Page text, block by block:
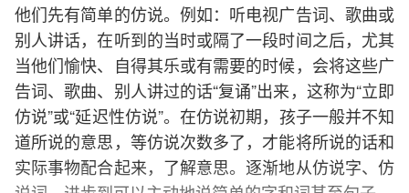
他们先有简单的仿说。例如：听电视广告词、歌曲或
别人讲话，在听到的当时或隔了一段时间之后，尤其
当他们愉快、自得其乐或有需要的时候，会将这些广
告词、歌曲、别人讲过的话“复诵”出来，这称为“立即
仿说”或“延迟性仿说”。在仿说初期，孩子一般并不知
道所说的意思，等仿说次数多了，才能将所说的话和
实际事物配合起来，了解意思。逐渐地从仿说字、仿